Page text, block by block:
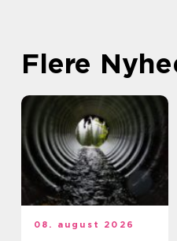
Flere
08. august 2026